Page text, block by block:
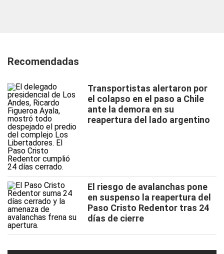
Recomendadas
Transportistas alertaron por
el colapso en el paso a Chile
ante la demora en su
reapertura del lado argentino
El riesgo de avalanchas pone
en suspenso la reapertura del
Paso Cristo Redentor tras 24
días de cierre